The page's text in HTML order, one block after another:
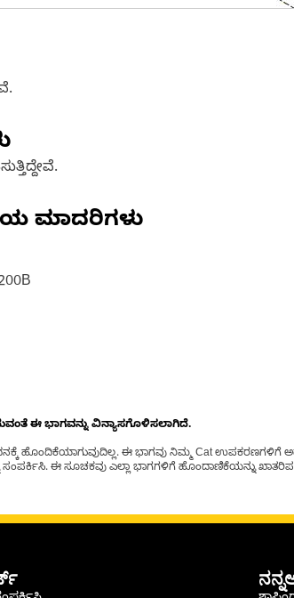
ಮಾದರಿಗಳು
ಈ ಭಾಗವನ್ನು ವಿನ್ಯಾಸಗೊಳಿಸಲಾಗಿದೆ.
ಹೊಂದಿಕೆಯಾಗುವುದಿಲ್ಲ. ಈ ಭಾಗವು ನಿಮ್ಮ Cat ಉಪಕರಣಗಳಿಗೆ
ಈ ಸೂಚಕವು ಎಲ್ಲಾ ಭಾಗಗಳಿಗೆ ಹೊಂದಾಣಿಕೆಯನ್ನು